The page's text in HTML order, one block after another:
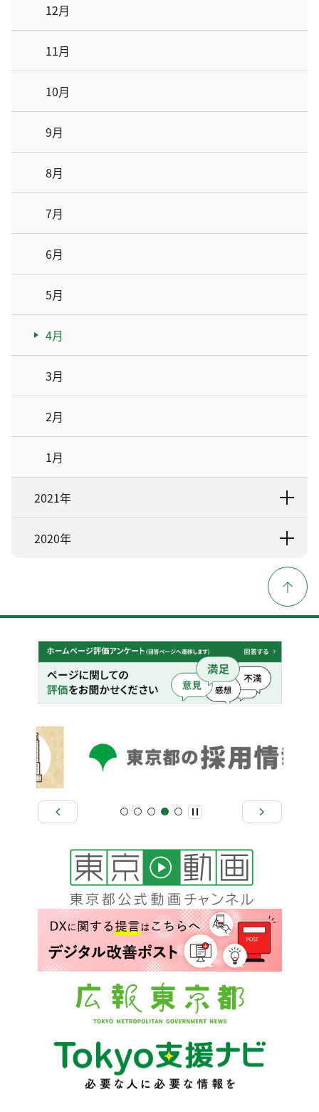
12月
11月
10月
9月
8月
7月
6月
5月
4月
3月
2月
1月
2021年
2020年